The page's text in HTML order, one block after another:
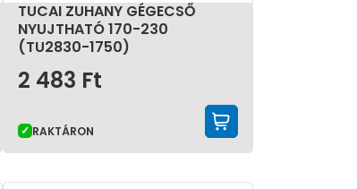
KOSÁRBA TESZEM
TUCAI ZUHANY GÉGECSŐ
NYUJTHATÓ 170-230
(TU2830-1750)
2 483 Ft
RAKTÁRON